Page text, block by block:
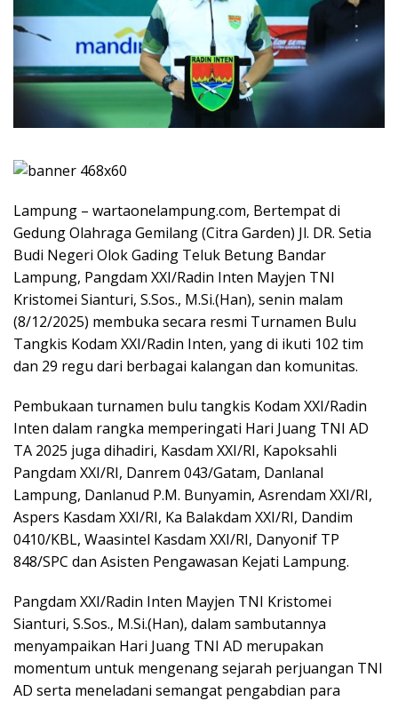
Lampung – wartaonelampung.com, Bertempat di
Gedung Olahraga Gemilang (Citra Garden) Jl. DR. Setia
Budi Negeri Olok Gading Teluk Betung Bandar
Lampung, Pangdam XXI/Radin Inten Mayjen TNI
Kristomei Sianturi, S.Sos., M.Si.(Han), senin malam
(8/12/2025) membuka secara resmi Turnamen Bulu
Tangkis Kodam XXI/Radin Inten, yang di ikuti 102 tim
dan 29 regu dari berbagai kalangan dan komunitas.
Pembukaan turnamen bulu tangkis Kodam XXI/Radin
Inten dalam rangka memperingati Hari Juang TNI AD
TA 2025 juga dihadiri, Kasdam XXI/RI, Kapoksahli
Pangdam XXI/RI, Danrem 043/Gatam, Danlanal
Lampung, Danlanud P.M. Bunyamin, Asrendam XXI/RI,
Aspers Kasdam XXI/RI, Ka Balakdam XXI/RI, Dandim
0410/KBL, Waasintel Kasdam XXI/RI, Danyonif TP
848/SPC dan Asisten Pengawasan Kejati Lampung.
Pangdam XXI/Radin Inten Mayjen TNI Kristomei
Sianturi, S.Sos., M.Si.(Han), dalam sambutannya
menyampaikan Hari Juang TNI AD merupakan
momentum untuk mengenang sejarah perjuangan TNI
AD serta meneladani semangat pengabdian para